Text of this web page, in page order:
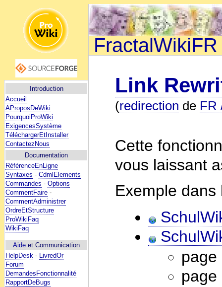
Introduction
Accueil
AProposDeWiki
PourquoiProWiki
ExigencesSystème
TéléchargerEtInstaller
ContactezNous
Documentation
RéférenceEnLigne
Syntaxes - CdmlElements
Commandes - Options
CommentFaire -
CommentAdministrer
OrdreEtStructure
ProWikiFaq
WikiFaq
Aide et Communication
HelpDesk - LivredOr
Forum
DemandesFonctionnalité
RapportDeBugs
Link
(redirection de FR
Cette
vous laissant
Exemple
page
page